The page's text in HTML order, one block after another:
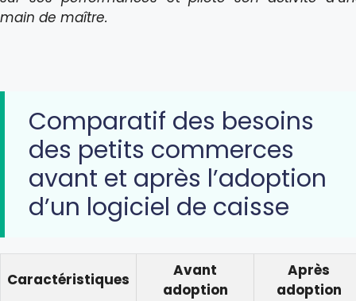
main de maître.
Comparatif des besoins
des petits commerces
avant et après l’adoption
d’un logiciel de caisse
Caractéristiques
Avant
adoption
Après
adoption